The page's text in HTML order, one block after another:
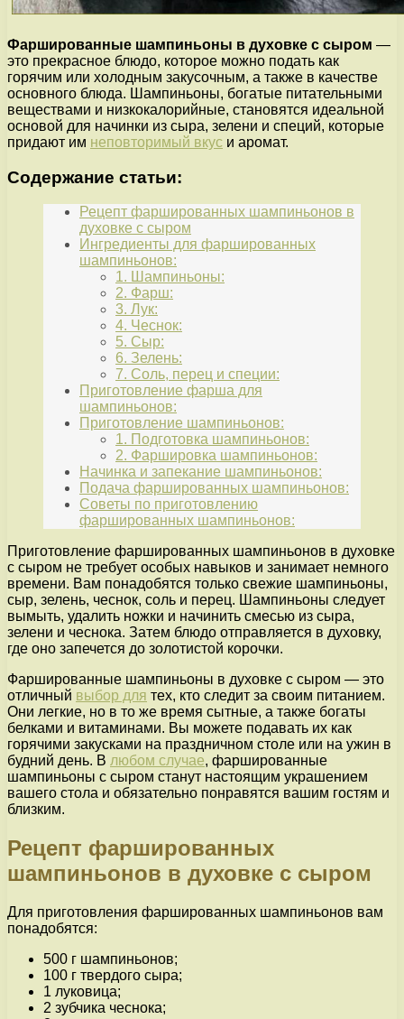
Фаршированные шампиньоны в духовке с сыром —
это прекрасное блюдо, которое можно подать как
горячим или холодным закусочным, а также в качестве
основного блюда. Шампиньоны, богатые питательными
веществами и низкокалорийные, становятся идеальной
основой для начинки из сыра, зелени и специй, которые
придают им неповторимый вкус и аромат.
Содержание статьи:
Рецепт фаршированных шампиньонов в
духовке с сыром
Ингредиенты для фаршированных
шампиньонов:
1. Шампиньоны:
2. Фарш:
3. Лук:
4. Чеснок:
5. Сыр:
6. Зелень:
7. Соль, перец и специи:
Приготовление фарша для
шампиньонов:
Приготовление шампиньонов:
1. Подготовка шампиньонов:
2. Фаршировка шампиньонов:
Начинка и запекание шампиньонов:
Подача фаршированных шампиньонов:
Советы по приготовлению
фаршированных шампиньонов:
Приготовление фаршированных шампиньонов в духовке
с сыром не требует особых навыков и занимает немного
времени. Вам понадобятся только свежие шампиньоны,
сыр, зелень, чеснок, соль и перец. Шампиньоны следует
вымыть, удалить ножки и начинить смесью из сыра,
зелени и чеснока. Затем блюдо отправляется в духовку,
где оно запечется до золотистой корочки.
Фаршированные шампиньоны в духовке с сыром — это
отличный выбор для тех, кто следит за своим питанием.
Они легкие, но в то же время сытные, а также богаты
белками и витаминами. Вы можете подавать их как
горячими закусками на праздничном столе или на ужин в
будний день. В любом случае, фаршированные
шампиньоны с сыром станут настоящим украшением
вашего стола и обязательно понравятся вашим гостям и
близким.
Рецепт фаршированных
шампиньонов в духовке с сыром
Для приготовления фаршированных шампиньонов вам
понадобятся:
500 г шампиньонов;
100 г твердого сыра;
1 луковица;
2 зубчика чеснока;